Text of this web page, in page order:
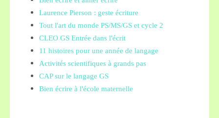
Laurence Pierson : geste écriture
Tout l'art du monde PS/MS/GS et cycle 2
CLEO GS Entrée dans l'écrit
11 histoires pour une année de langage
Activités scientifiques à grands pas
CAP sur le langage GS
Bien écrire à l'école maternelle